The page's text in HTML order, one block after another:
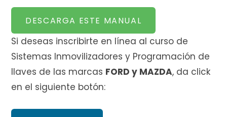
DESCARGA ESTE MANUAL
Si deseas inscribirte en línea al curso de
Sistemas Inmovilizadores y Programación de
llaves de las marcas FORD y MAZDA, da click
en el siguiente botón: